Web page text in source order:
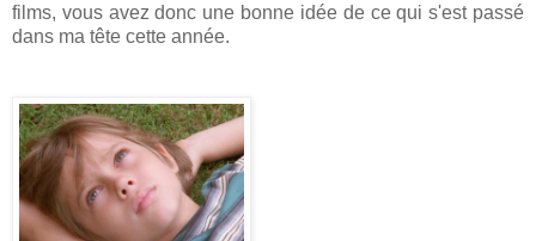
films, vous avez donc une bonne idée de ce qui s'est passé
dans ma tête cette année.